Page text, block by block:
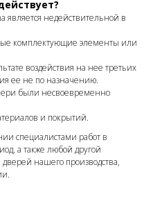
является недействительной в
комплектующие элементы или
воздействия на нее третьих
ее не по назначению.
были несвоевременно
и покрытий.
специалистами работ в
а также любой другой
нашего производства,